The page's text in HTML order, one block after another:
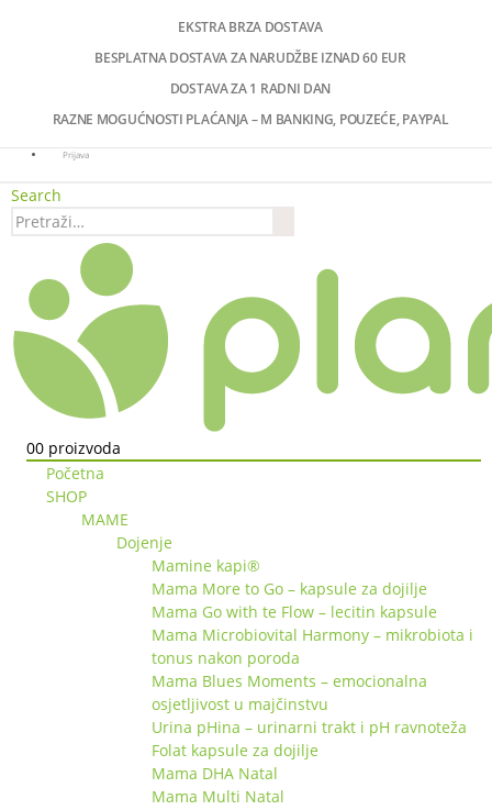
EKSTRA BRZA DOSTAVA
BESPLATNA DOSTAVA ZA NARUDŽBE IZNAD 60 EUR
DOSTAVA ZA 1 RADNI DAN
RAZNE MOGUĆNOSTI PLAĆANJA – M BANKING, POUZEĆE, PAYPAL
Prijava
Search
00 proizvoda
Početna
SHOP
MAME
Dojenje
Mamine kapi®
Mama More to Go – kapsule za dojilje
Mama Go with te Flow – lecitin kapsule
Mama Microbiovital Harmony – mikrobiota i
tonus nakon poroda
Mama Blues Moments – emocionalna
osjetljivost u majčinstvu
Urina pHina – urinarni trakt i pH ravnoteža
Folat kapsule za dojilje
Mama DHA Natal
Mama Multi Natal